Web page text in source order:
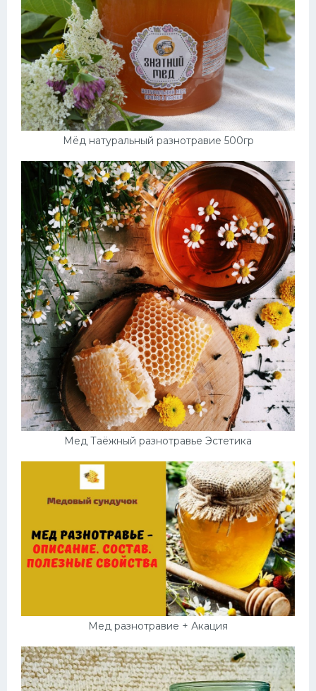
Мёд натуральный разнотравие 500гр
Мед Таёжный разнотравье Эстетика
Мед разнотравие + Акация